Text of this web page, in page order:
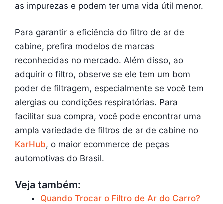
as impurezas e podem ter uma vida útil menor.
Para garantir a eficiência do filtro de ar de
cabine, prefira modelos de marcas
reconhecidas no mercado. Além disso, ao
adquirir o filtro, observe se ele tem um bom
poder de filtragem, especialmente se você tem
alergias ou condições respiratórias. Para
facilitar sua compra, você pode encontrar uma
ampla variedade de filtros de ar de cabine no
KarHub, o maior ecommerce de peças
automotivas do Brasil.
Veja também:
Quando Trocar o Filtro de Ar do Carro?